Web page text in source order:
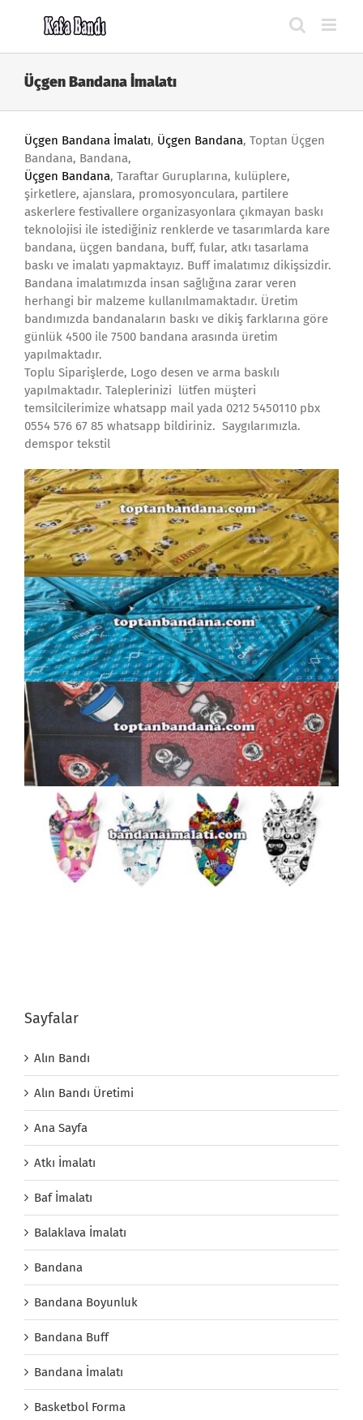
Üçgen Bandana İmalatı
Üçgen Bandana İmalatı, Üçgen Bandana, Toptan Üçgen
Bandana, Bandana,
Üçgen Bandana, Taraftar Guruplarına, kulüplere,
şirketlere, ajanslara, promosyonculara, partilere
askerlere festivallere organizasyonlara çıkmayan baskı
teknolojisi ile istediğiniz renklerde ve tasarımlarda kare
bandana, üçgen bandana, buff, fular, atkı tasarlama
baskı ve imalatı yapmaktayız. Buff imalatımız dikişsizdir.
Bandana imalatımızda insan sağlığına zarar veren
herhangi bir malzeme kullanılmamaktadır. Üretim
bandımızda bandanaların baskı ve dikiş farklarına göre
günlük 4500 ile 7500 bandana arasında üretim
yapılmaktadır.
Toplu Siparişlerde, Logo desen ve arma baskılı
yapılmaktadır. Taleplerinizi lütfen müşteri
temsilcilerimize whatsapp mail yada 0212 5450110 pbx
0554 576 67 85 whatsapp bildiriniz. Saygılarımızla.
demspor tekstil
Sayfalar
Alın Bandı
Alın Bandı Üretimi
Ana Sayfa
Atkı İmalatı
Baf İmalatı
Balaklava İmalatı
Bandana
Bandana Boyunluk
Bandana Buff
Bandana İmalatı
Basketbol Forma